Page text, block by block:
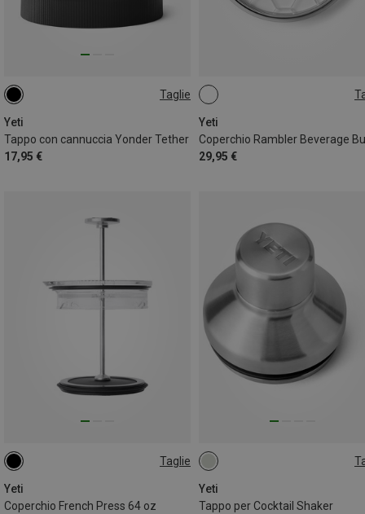
Taglie
Yeti
Tappo con cannuccia Yonder Tether
17,95 €
ONE SIZE
Yeti
29,95 €
ONE SIZE
Taglie
Yeti
Coperchio French Press 64 oz
ONE SIZE
Yeti
Tappo per Cocktail Shaker
ONE SIZE